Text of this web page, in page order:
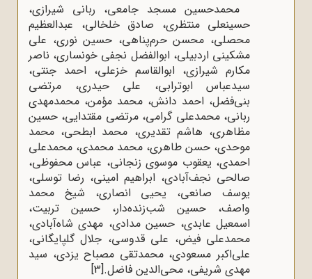
محمدحسین مسجد جامعی،‌ ربانی شیرازی،
حسینعلی منتظری، صادق خلخالی، عبدالعظیم
محصلی، محسن حرم‌پناهی، حسین نوری، علی
مشکینی اردبیلی، ابوالفضل نجفی خونساری، ناصر
مکارم شیرازی، ابوالقاسم خزعلی، احمد جنتی،
سیدعباس ابوترابی، علی حیدری، مرتضی
بنی‌فضل، احمد دانش، محمد مؤمن، محمدمهدی
ربانی، محمدعلی گرامی، مرتضی مقتدایی، حسین
مظاهری، هاشم تقدیری، محمد ابطحی، محمد
موحدی، حسن طاهری، محمد محمدی، محمدعلی
احمدی، یعقوب موسوی زنجانی، عباس محفوظی،
صالحی نجف‌آبادی، ابراهیم امینی، رضا توسلی،
یوسف صانعی، یحیی انصاری، شیخ محمد
واصف، حسین شب‌زنده‌دار، حسین تربیت،
اسمعیل عابدی، حسین مدادی، مهدی شاه‌آبادی،
محمدعلی فیض، علی قدوسی، جلال گلپایگانی،
علی‌اکبر مسعودی، محمدتقی مصباح یزدی، سید
مهدی شریفی، محی‌الدین فاضل.[3]